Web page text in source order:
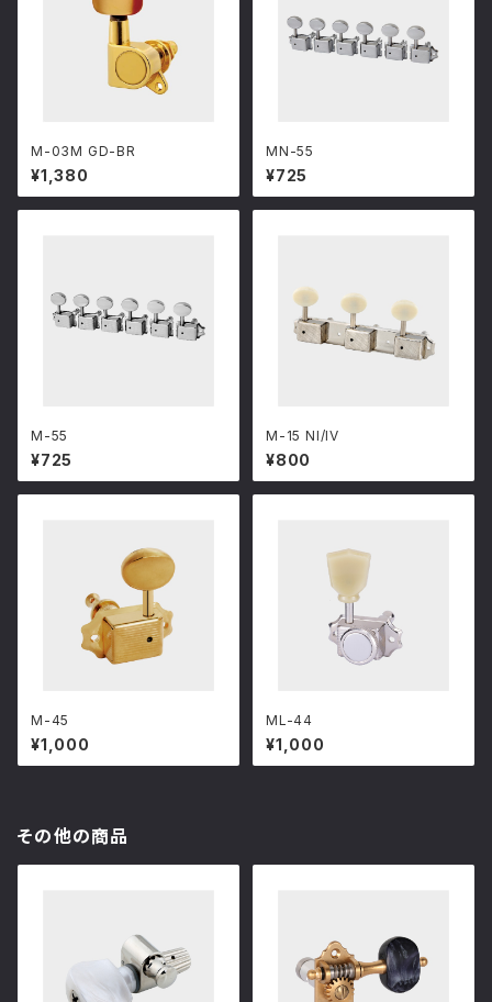
M-03M GD-BR
¥1,380
MN-55
¥725
M-55
¥725
M-15 NI/IV
¥800
M-45
¥1,000
ML-44
¥1,000
その他の商品